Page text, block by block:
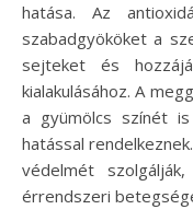
hatása. Az
szabadgyököket a
sejteket és
kialakulásához. A
a gyümölcs színét
hatással
védelmét
érrendszeri